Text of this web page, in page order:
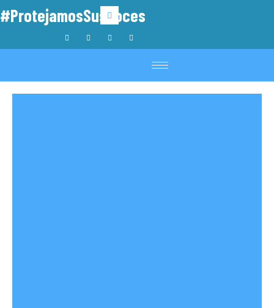
#ProtejamosSusVoces